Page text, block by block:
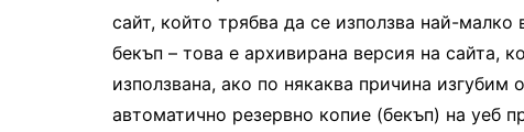
сайт, който трябва да се използва най-
бекъп – това е архивирана версия на сайта,
използвана, ако по някаква причина изгубим
автоматично резервно копие (бекъп) на уеб